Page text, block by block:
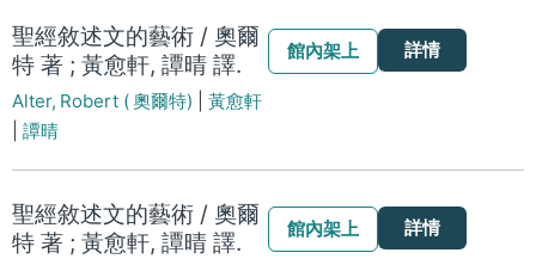
聖經敘述文的藝術 / 奧爾
特 著 ; 黃愈軒, 譚晴 譯.
Alter, Robert ( 奧爾特)
黃愈軒
譚晴
館內架上 詳情
聖經敘述文的藝術 / 奧爾
特 著 ; 黃愈軒, 譚晴 譯.
館內架上 詳情